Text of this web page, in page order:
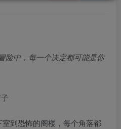
险中，每一个决定都可能是你
室到恐怖的阁楼，每个角落都